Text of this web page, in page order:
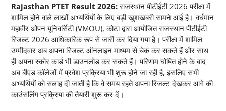
Rajasthan PTET Result 2026:राजस्थान पीटीईटी 2026 परीक्षा में
शामिल होने वाले लाखों अभ्यर्थियों के लिए बड़ी खुशखबरी सामने आई है। वर्धमान
महावीर ओपन यूनिवर्सिटी (VMOU), कोटा द्वारा आयोजित राजस्थान पीटीईटी
रिजल्ट 2026 आधिकारिक रूप से जारी कर दिया गया है। परीक्षा में शामिल
उम्मीदवार अब अपना रिजल्ट ऑनलाइन माध्यम से चेक कर सकते हैं और साथ
ही अपना स्कोर कार्ड भी डाउनलोड कर सकते हैं। परिणाम घोषित होने के बाद
अब बीएड कॉलेजों में प्रवेश प्रक्रिया भी शुरू होने जा रही है, इसलिए सभी
अभ्यर्थियों को सलाह दी जाती है कि वे समय रहते अपना रिजल्ट देखकर आगे की
काउंसलिंग प्रक्रिया की तैयारी शुरू कर दें।